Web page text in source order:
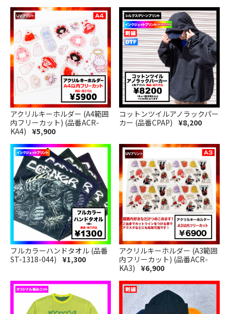
アクリルキーホルダー (A4範囲
内フリーカット) (品番ACR-
KA4) ¥5,900
コットンツイルアノラックパー
カー (品番CPAP) ¥8,200
フルカラーハンドタオル (品番
ST-1318-044) ¥1,300
アクリルキーホルダー (A3範囲
内フリーカット) (品番ACR-
KA3) ¥6,900